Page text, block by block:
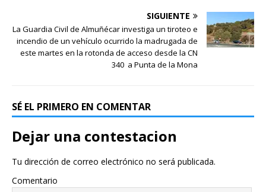
SIGUIENTE
La Guardia Civil de Almuñécar investiga un tiroteo e
incendio de un vehículo ocurrido la madrugada de
este martes en la rotonda de acceso desde la CN
340 a Punta de la Mona
SÉ EL PRIMERO EN COMENTAR
Dejar una contestacion
Tu dirección de correo electrónico no será publicada.
Comentario